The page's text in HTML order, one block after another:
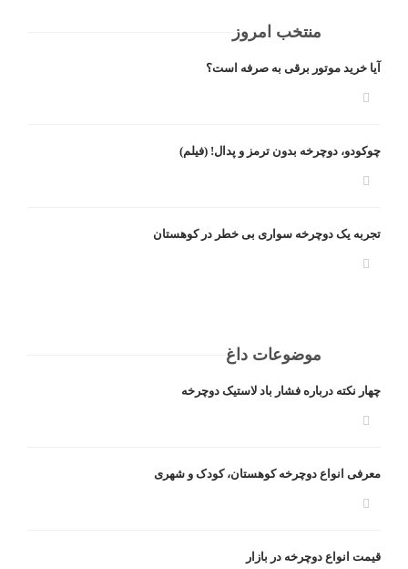
منتخب امروز
آیا خرید موتور برقی به صرفه است؟
چوکودو، دوچرخه بدون ترمز و پدال! (فیلم)
تجربه یک دوچرخه سواری بی خطر در کوهستان
موضوعات داغ
چهار نکته درباره فشار باد لاستیک دوچرخه
معرفی انواع دوچرخه کوهستان، کودک و شهری
قیمت انواع دوچرخه در بازار